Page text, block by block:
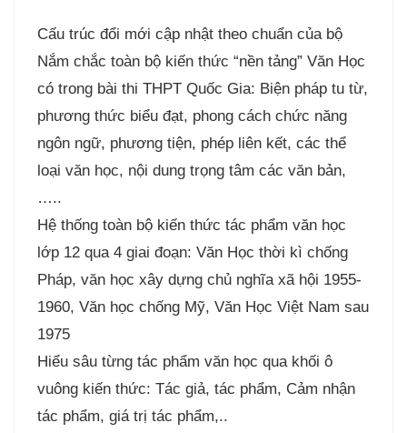
Cấu trúc đổi mới cập nhật theo chuẩn của bộ
Nắm chắc toàn bộ kiến thức “nền tảng” Văn Học
có trong bài thi THPT Quốc Gia: Biện pháp tu từ,
phương thức biểu đạt, phong cách chức năng
ngôn ngữ, phương tiện, phép liên kết, các thể
loại văn học, nội dung trọng tâm các văn bản,
…..
Hệ thống toàn bộ kiến thức tác phẩm văn học
lớp 12 qua 4 giai đoạn: Văn Học thời kì chống
Pháp, văn học xây dựng chủ nghĩa xã hội 1955-
1960, Văn học chống Mỹ, Văn Học Việt Nam sau
1975
Hiểu sâu từng tác phẩm văn học qua khối ô
vuông kiến thức: Tác giả, tác phẩm, Cảm nhận
tác phẩm, giá trị tác phẩm,..